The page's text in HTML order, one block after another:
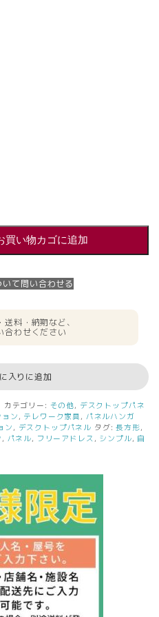
買い物カゴに追加
いて問い合わせる
料・納期など、
合わせください
入りに追加
カテゴリー: その他, デスクトップパネ
ン , テレワーク家具 , パネルハンガ
ン, デスクトップパネル タグ:長方形,
, パネル, フリーアドレス , シンプル, 自